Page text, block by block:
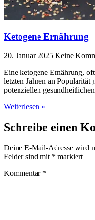
Ketogene Ernährung
20. Januar 2025 Keine
Eine ketogene Ernährung,
letzten Jahren an Popularität
potenziellen
Weiterlesen »
Schreibe einen
Deine E-Mail-Adresse wird
Felder sind mit * markiert
Kommentar *